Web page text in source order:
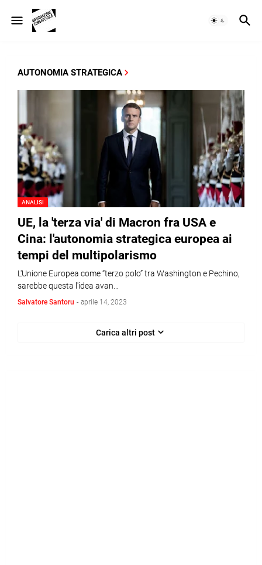
AUTONOMIA STRATEGICA
ANALISI
UE, la 'terza via' di Macron fra USA e
Cina: l'autonomia strategica europea ai
tempi del multipolarismo
L'Unione Europea come “terzo polo” tra Washington e Pechino,
sarebbe questa l'idea avan…
Salvatore Santoru - aprile 14, 2023
Carica altri post